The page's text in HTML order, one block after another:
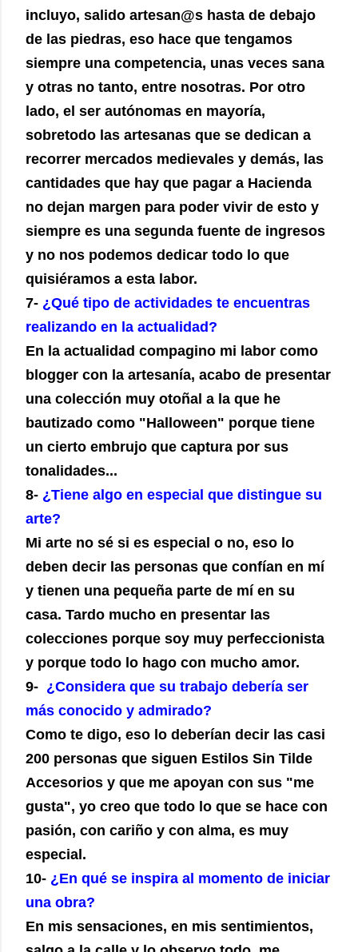
incluyo, salido artesan@s hasta de debajo
de las piedras, eso hace que tengamos
siempre una competencia, unas veces sana
y otras no tanto, entre nosotras. Por otro
lado, el ser autónomas en mayoría,
sobretodo las artesanas que se dedican a
recorrer mercados medievales y demás, las
cantidades que hay que pagar a Hacienda
no dejan margen para poder vivir de esto y
siempre es una segunda fuente de ingresos
y no nos podemos dedicar todo lo que
quisiéramos a esta labor.
7- ¿Qué tipo de actividades te encuentras
realizando en la actualidad?
En la actualidad compagino mi labor como
blogger con la artesanía, acabo de presentar
una colección muy otoñal a la que he
bautizado como "Halloween" porque tiene
un cierto embrujo que captura por sus
tonalidades...
8- ¿Tiene algo en especial que distingue su
arte?
Mi arte no sé si es especial o no, eso lo
deben decir las personas que confían en mí
y tienen una pequeña parte de mí en su
casa. Tardo mucho en presentar las
colecciones porque soy muy perfeccionista
y porque todo lo hago con mucho amor.
9- ¿Considera que su trabajo debería ser
más conocido y admirado?
Como te digo, eso lo deberían decir las casi
200 personas que siguen Estilos Sin Tilde
Accesorios y que me apoyan con sus "me
gusta", yo creo que todo lo que se hace con
pasión, con cariño y con alma, es muy
especial.
10- ¿En qué se inspira al momento de iniciar
una obra?
En mis sensaciones, en mis sentimientos,